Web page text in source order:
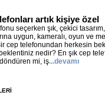
artık kişiye özel
seçerken şık, çekici tasarım,
uygun, kameralı, oyun ve
cep telefonundan herkesin
nedir? En şık cep
döndüren mi, iş...devamı